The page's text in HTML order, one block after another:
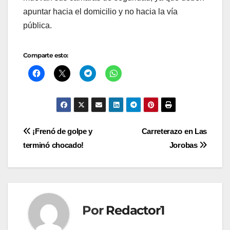
apuntar hacia el domicilio y no hacia la vía
pública.
Comparte esto:
Navegación
Carreterazo en Las
Jorobas
¡Frenó de golpe y
terminó chocado!
Por Redactor1